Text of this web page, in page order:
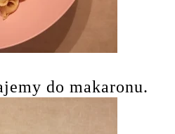
do makaronu.